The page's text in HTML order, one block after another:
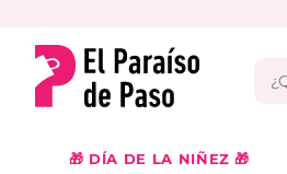
🎁 DÍA DE LA NIÑEZ 🎁